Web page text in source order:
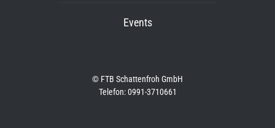
Events
© FTB Schattenfroh GmbH
Telefon: 0991-3710661